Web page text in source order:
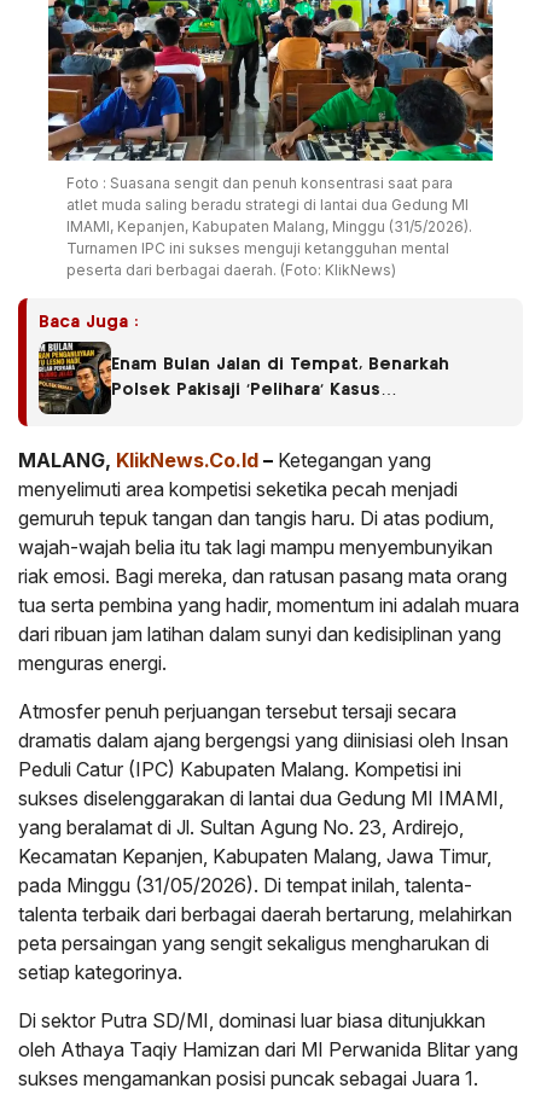
Foto : Suasana sengit dan penuh konsentrasi saat para
atlet muda saling beradu strategi di lantai dua Gedung MI
IMAMI, Kepanjen, Kabupaten Malang, Minggu (31/5/2026).
Turnamen IPC ini sukses menguji ketangguhan mental
peserta dari berbagai daerah. (Foto: KlikNews)
Baca Juga :
Enam Bulan Jalan di Tempat, Benarkah
Polsek Pakisaji ‘Pelihara’ Kasus
MALANG, KlikNews.Co.Id – Ketegangan yang
menyelimuti area kompetisi seketika pecah menjadi
gemuruh tepuk tangan dan tangis haru. Di atas podium,
wajah-wajah belia itu tak lagi mampu menyembunyikan
riak emosi. Bagi mereka, dan ratusan pasang mata orang
tua serta pembina yang hadir, momentum ini adalah muara
dari ribuan jam latihan dalam sunyi dan kedisiplinan yang
menguras energi.
Atmosfer penuh perjuangan tersebut tersaji secara
dramatis dalam ajang bergengsi yang diinisiasi oleh Insan
Peduli Catur (IPC) Kabupaten Malang. Kompetisi ini
sukses diselenggarakan di lantai dua Gedung MI IMAMI,
yang beralamat di Jl. Sultan Agung No. 23, Ardirejo,
Kecamatan Kepanjen, Kabupaten Malang, Jawa Timur,
pada Minggu (31/05/2026). Di tempat inilah, talenta-
talenta terbaik dari berbagai daerah bertarung, melahirkan
peta persaingan yang sengit sekaligus mengharukan di
setiap kategorinya.
Di sektor Putra SD/MI, dominasi luar biasa ditunjukkan
oleh Athaya Taqiy Hamizan dari MI Perwanida Blitar yang
sukses mengamankan posisi puncak sebagai Juara 1.